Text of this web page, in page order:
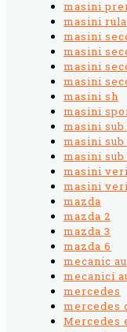
masini
masini
masini
masini
masini
masini
masini sh
masini
masini sub
masini sub
masini sub
masini
masini
mazda
mazda 2
mazda 3
mazda 6
mecanic
mecanici
mercedes
mercedes
Mercedes